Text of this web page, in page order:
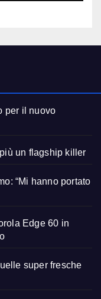
per il nuovo
un flagship killer
“Mi hanno portato
Edge 60 in
super fresche